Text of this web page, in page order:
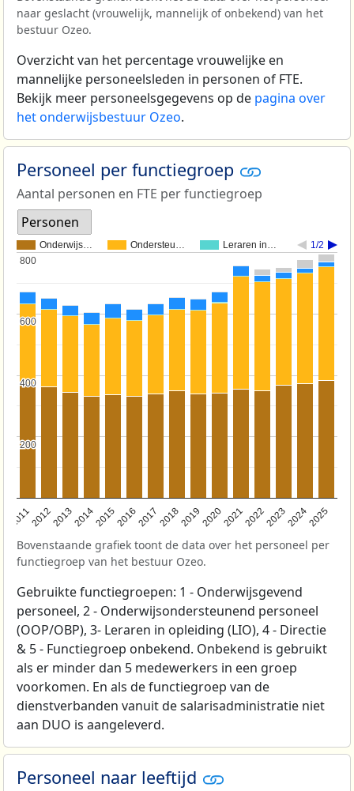
naar geslacht (vrouwelijk, mannelijk of onbekend) van het
bestuur Ozeo.
Overzicht van het percentage vrouwelijke en
mannelijke personeelsleden in personen of FTE.
Bekijk meer personeelsgegevens op de pagina over
het onderwijsbestuur Ozeo.
Personeel per functiegroep
Aantal personen en FTE per functiegroep
Personen
Onderwijs… Ondersteu… Leraren in… 1/2
201120122013201420152016201720182019202020212022202320242025
200
200
400
400
600
600
800
800
Bovenstaande grafiek toont de data over het personeel per
functiegroep van het bestuur Ozeo.
Gebruikte functiegroepen: 1 - Onderwijsgevend
personeel, 2 - Onderwijsondersteunend personeel
(OOP/OBP), 3- Leraren in opleiding (LIO), 4 - Directie
& 5 - Functiegroep onbekend. Onbekend is gebruikt
als er minder dan 5 medewerkers in een groep
voorkomen. En als de functiegroep van de
dienstverbanden vanuit de salarisadministratie niet
aan DUO is aangeleverd.
Personeel naar leeftijd